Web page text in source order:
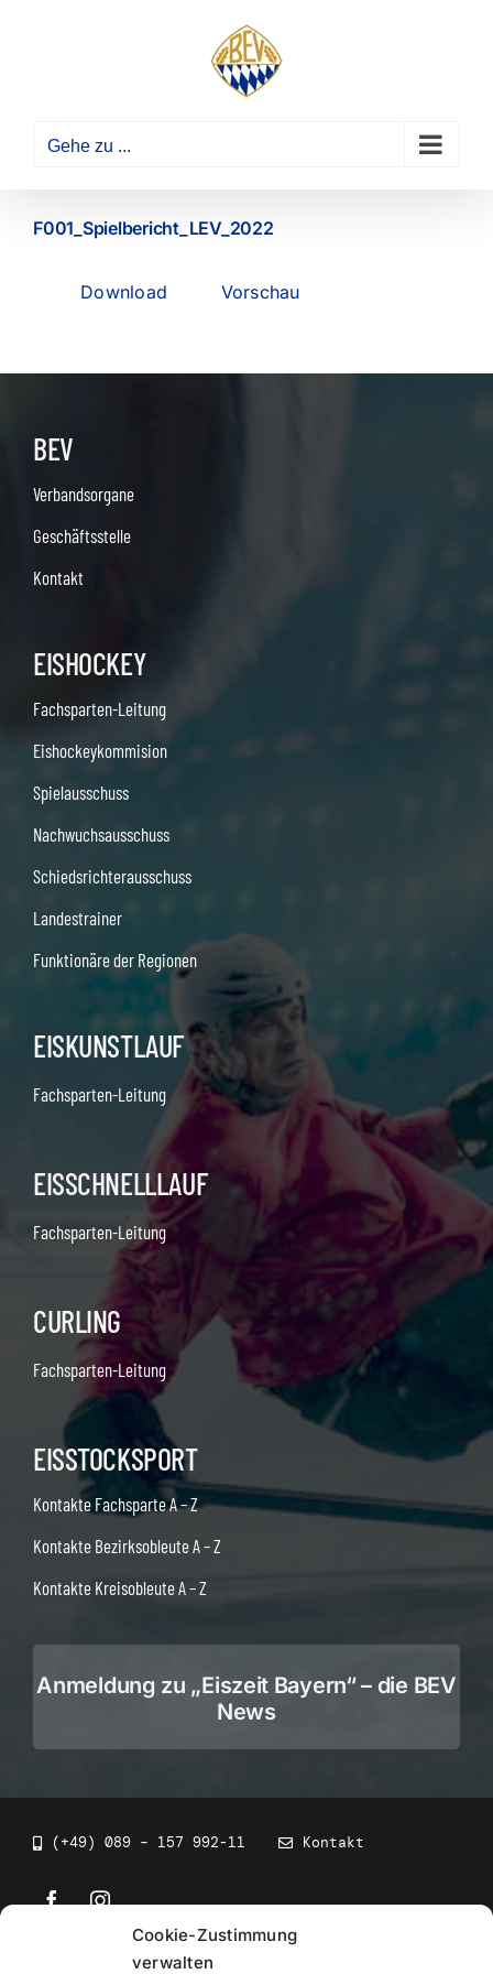
Cookie-Zustimmung
verwalten
Gehe zu ...
F001_Spielbericht_LEV_2022
Download Vorschau
BEV
Verbandsorgane
Geschäftsstelle
Kontakt
EISHOCKEY
Fachsparten-Leitung
Eishockeykommision
Spielausschuss
Nachwuchsausschuss
Schiedsrichterausschuss
Landestrainer
Funktionäre der Regionen
EISKUNSTLAUF
Fachsparten-Leitung
EISSCHNELLLAUF
Fachsparten-Leitung
CURLING
Fachsparten-Leitung
EISSTOCKSPORT
Kontakte Fachsparte A – Z
Kontakte Bezirksobleute A – Z
Kontakte Kreisobleute A – Z
Anmeldung zu „Eiszeit Bayern“ – die BEV
News
(+49) 089 – 157 992-11 Kontakt
• BEV Bayerischer Eissportverband